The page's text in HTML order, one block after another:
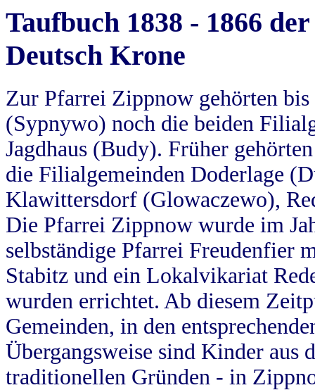
Taufbuch 1838 - 1866
Deutsch Krone
Zur Pfarrei Zippnow gehörten
(Sypnywo) noch die beiden
Jagdhaus (Budy). Früher
die Filialgemeinden Doderlage
Klawittersdorf (Glowaczewo),
Die Pfarrei Zippnow wurde im
selbständige Pfarrei Freudenfier
Stabitz und ein Lokalvikariat
wurden errichtet. Ab diesem
Gemeinden, in den
Übergangsweise sind Kinder aus
traditionellen Gründen - in